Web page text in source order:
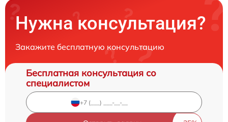
Нужна консультация?
Закажите бесплатную консультацию
Бесплатная консультация со
специалистом